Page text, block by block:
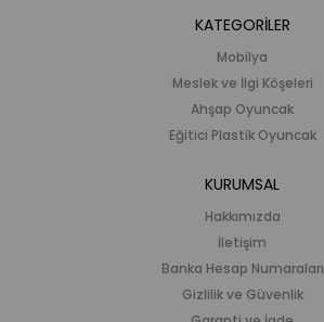
KATEGORİLER
Mobilya
Meslek ve İlgi Köşeleri
Ahşap Oyuncak
Eğitici Plastik Oyuncak
KURUMSAL
Hakkımızda
İletişim
Banka Hesap Numaraları
Gizlilik ve Güvenlik